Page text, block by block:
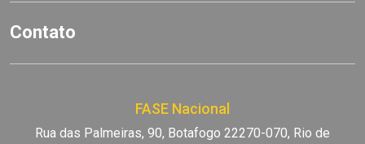
Contato
FASE Nacional
Rua das Palmeiras, 90, Botafogo 22270-070, Rio de